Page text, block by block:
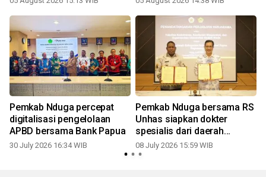
Pemkab Nduga percepat
digitalisasi pengelolaan
APBD bersama Bank Papua
30 July 2026 16:34 WIB
Pemkab Nduga bersama RS
Unhas siapkan dokter
spesialis dari daerah
setempat
08 July 2026 15:59 WIB